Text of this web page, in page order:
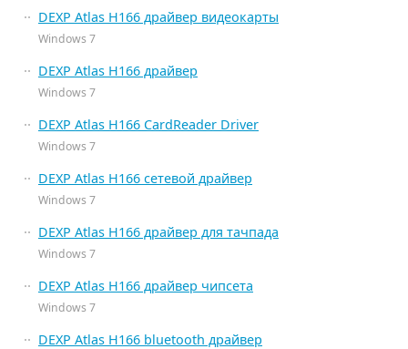
DEXP Atlas H166 драйвер видеокарты
Windows 7
DEXP Atlas H166 драйвер
Windows 7
DEXP Atlas H166 CardReader Driver
Windows 7
DEXP Atlas H166 сетевой драйвер
Windows 7
DEXP Atlas H166 драйвер для тачпада
Windows 7
DEXP Atlas H166 драйвер чипсета
Windows 7
DEXP Atlas H166 bluetooth драйвер